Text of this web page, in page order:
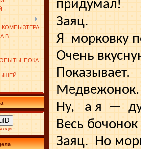
КОМПЬЮТЕРА
В
ПОКА
придумал!
Заяц.
Я
морковку
Очень
Показывает.
Медвежонок.
Ну,
а я —
Весь бочонок
Заяц.
Но